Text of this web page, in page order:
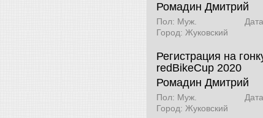
Ромадин Дмитрий
Пол: Муж.
Город: Жуковский
Регистрация на
redBikeCup 2020
Ромадин Дмитрий
Пол: Муж.
Город: Жуковский